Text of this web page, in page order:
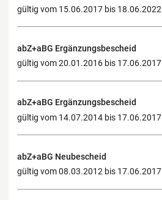
gültig vom 15.06.2017 bis 18.06.2022
abZ+aBG Ergänzungsbescheid
gültig vom 20.01.2016 bis 17.06.2017
abZ+aBG Ergänzungsbescheid
gültig vom 14.07.2014 bis 17.06.2017
abZ+aBG Neubescheid
gültig vom 08.03.2012 bis 17.06.2017